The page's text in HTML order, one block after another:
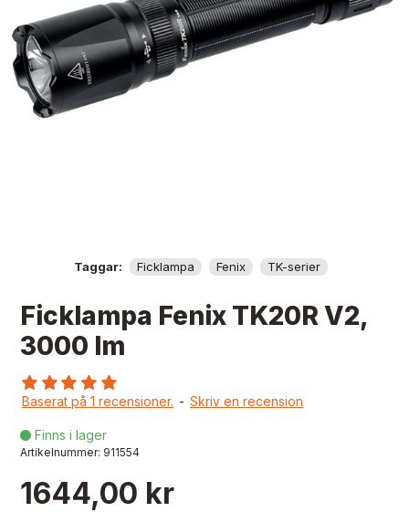
Taggar: Ficklampa Fenix TK-serier
Ficklampa Fenix TK20R V2,
3000 lm
Baserat på 1 recensioner. - Skriv en recension
1644,00 kr
 Finns i lager
Artikelnummer: 911554